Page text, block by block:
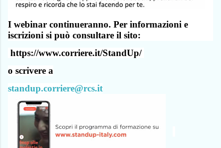
I webinar continueranno. Per informazioni e
iscrizioni si può consultare il sito:
https://www.corriere.it/StandUp/
o scrivere a
standup.corriere@rcs.it